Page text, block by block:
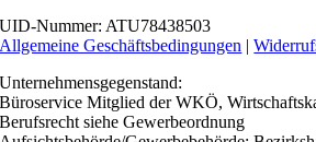
UID-Nummer: ATU78438503
Allgemeine Geschäftsbedingungen |
Unternehmensgegenstand:
Büroservice Mitglied der WKÖ,
Berufsrecht siehe Gewerbeordnung